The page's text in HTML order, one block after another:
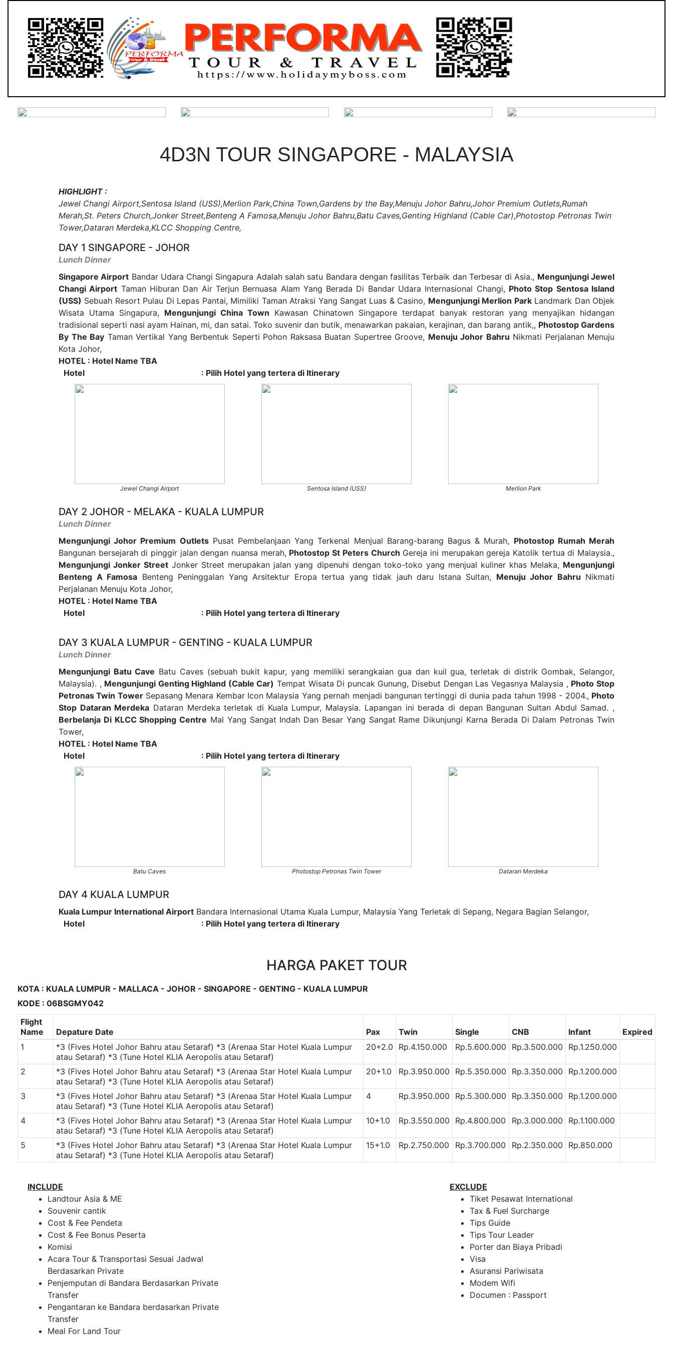
4D3N TOUR SINGAPORE - MALAYSIA
HIGHLIGHT :
Jewel Changi Airport,Sentosa Island (USS),Merlion Park,China Town,Gardens by the Bay,Menuju Johor Bahru,Johor Premium Outlets,Rumah
Merah,St. Peters Church,Jonker Street,Benteng A Famosa,Menuju Johor Bahru,Batu Caves,Genting Highland (Cable Car),Photostop Petronas Twin
Tower,Dataran Merdeka,KLCC Shopping Centre,
DAY 1 SINGAPORE - JOHOR
Lunch Dinner
Singapore Airport Bandar Udara Changi Singapura Adalah salah satu Bandara dengan fasilitas Terbaik dan Terbesar di Asia., Mengunjungi Jewel
Changi Airport Taman Hiburan Dan Air Terjun Bernuasa Alam Yang Berada Di Bandar Udara Internasional Changi, Photo Stop Sentosa Island
(USS) Sebuah Resort Pulau Di Lepas Pantai, Mimiliki Taman Atraksi Yang Sangat Luas & Casino, Mengunjungi Merlion ParkLandmark Dan Objek
Wisata Utama Singapura, Mengunjungi China Town Kawasan Chinatown Singapore terdapat banyak restoran yang menyajikan hidangan
tradisional seperti nasi ayam Hainan, mi, dan satai. Toko suvenir dan butik, menawarkan pakaian, kerajinan, dan barang antik,, Photostop Gardens
By The Bay Taman Vertikal Yang Berbentuk Seperti Pohon Raksasa Buatan Supertree Groove, Menuju Johor Bahru Nikmati Perjalanan Menuju
Kota Johor,
HOTEL : Hotel Name TBA
Hotel
: Pilih Hotel yang tertera di Itinerary
Jewel Changi Airport Sentosa Island (USS) Merlion Park
DAY 2 JOHOR - MELAKA - KUALA LUMPUR
Lunch Dinner
Mengunjungi Johor Premium OutletsPusat Pembelanjaan Yang Terkenal Menjual Barang-barang Bagus & Murah, Photostop Rumah Merah
Bangunan bersejarah di pinggir jalan dengan nuansa merah, Photostop St Peters Church Gereja ini merupakan gereja Katolik tertua di Malaysia.,
Mengunjungi Jonker Street Jonker Street merupakan jalan yang dipenuhi dengan toko-toko yang menjual kuliner khas Melaka, Mengunjungi
Benteng A Famosa Benteng Peninggalan Yang Arsitektur Eropa tertua yang tidak jauh daru Istana Sultan, Menuju Johor Bahru Nikmati
Perjalanan Menuju Kota Johor,
HOTEL : Hotel Name TBA
Hotel
: Pilih Hotel yang tertera di Itinerary
DAY 3 KUALA LUMPUR - GENTING - KUALA LUMPUR
Lunch Dinner
Mengunjungi Batu Cave Batu Caves (sebuah bukit kapur, yang memiliki serangkaian gua dan kuil gua, terletak di distrik Gombak, Selangor,
Malaysia). , Mengunjungi Genting Highland (Cable Car) Tempat Wisata Di puncak Gunung, Disebut Dengan Las Vegasnya Malaysia , Photo Stop
Petronas Twin TowerSepasang Menara Kembar Icon Malaysia Yang pernah menjadi bangunan tertinggi di dunia pada tahun 1998 - 2004., Photo
Stop Dataran Merdeka Dataran Merdeka terletak di Kuala Lumpur, Malaysia. Lapangan ini berada di depan Bangunan Sultan Abdul Samad. ,
Berbelanja Di KLCC Shopping Centre Mal Yang Sangat Indah Dan Besar Yang Sangat Rame Dikunjungi Karna Berada Di Dalam Petronas Twin
Tower,
HOTEL : Hotel Name TBA
Hotel
: Pilih Hotel yang tertera di Itinerary
Batu Caves Photostop Petronas Twin Tower Dataran Merdeka
DAY 4 KUALA LUMPUR
Kuala Lumpur International Airport Bandara Internasional Utama Kuala Lumpur, Malaysia Yang Terletak di Sepang, Negara Bagian Selangor,
Hotel
: Pilih Hotel yang tertera di Itinerary
HARGA PAKET TOUR
KOTA : KUALA LUMPUR - MALLACA - JOHOR - SINGAPORE - GENTING - KUALA LUMPUR
KODE : 06BSGMY042
Flight
Name
Depature Date Pax Twin Single CNB Infant
Expired
1
*3 (Fives Hotel Johor Bahru atau Setaraf) *3 (Arenaa Star Hotel Kuala Lumpur
atau Setaraf) *3 (Tune Hotel KLIA Aeropolis atau Setaraf)
20+2.0 Rp.4.150.000 Rp.5.600.000 Rp.3.500.000 Rp.1.250.000
2 *3 (Fives Hotel Johor Bahru atau Setaraf) *3 (Arenaa Star Hotel Kuala Lumpur
atau Setaraf) *3 (Tune Hotel KLIA Aeropolis atau Setaraf)
20+1.0 Rp.3.950.000 Rp.5.350.000 Rp.3.350.000 Rp.1.200.000
3 *3 (Fives Hotel Johor Bahru atau Setaraf) *3 (Arenaa Star Hotel Kuala Lumpur
atau Setaraf) *3 (Tune Hotel KLIA Aeropolis atau Setaraf)
4 Rp.3.950.000 Rp.5.300.000 Rp.3.350.000 Rp.1.200.000
4 *3 (Fives Hotel Johor Bahru atau Setaraf) *3 (Arenaa Star Hotel Kuala Lumpur
atau Setaraf) *3 (Tune Hotel KLIA Aeropolis atau Setaraf)
10+1.0 Rp.3.550.000 Rp.4.800.000 Rp.3.000.000 Rp.1.100.000
5 *3 (Fives Hotel Johor Bahru atau Setaraf) *3 (Arenaa Star Hotel Kuala Lumpur
atau Setaraf) *3 (Tune Hotel KLIA Aeropolis atau Setaraf)
15+1.0 Rp.2.750.000 Rp.3.700.000 Rp.2.350.000 Rp.850.000
INCLUDE
Landtour Asia & ME
Souvenir cantik
Cost & Fee Pendeta
Cost & Fee Bonus Peserta
Komisi
Acara Tour & Transportasi Sesuai Jadwal
Berdasarkan Private
Penjemputan di Bandara Berdasarkan Private
Transfer
Pengantaran ke Bandara berdasarkan Private
Transfer
Meal For Land Tour
EXCLUDE
Tiket Pesawat International
Tax & Fuel Surcharge
Tips Guide
Tips Tour Leader
Porter dan Biaya Pribadi
Visa
Asuransi Pariwisata
Modem Wifi
Documen : Passport